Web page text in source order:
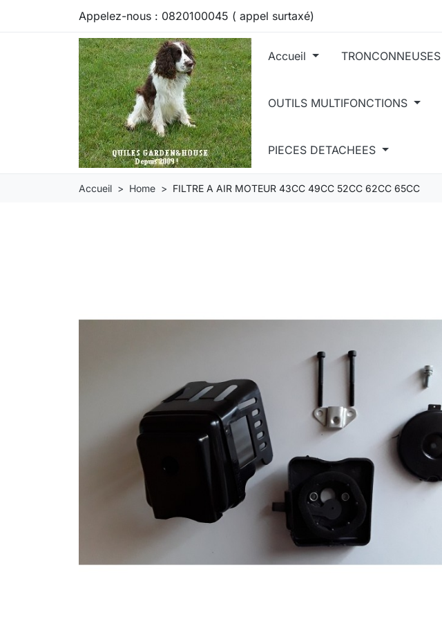
Appelez-nous : 0820100045 ( appel surtaxé)
Accueil TRONCONNEUSES
OUTILS MULTIFONCTIONS
PIECES DETACHEES
Accueil Home FILTRE A AIR MOTEUR 43CC 49CC 52CC 62CC 65CC